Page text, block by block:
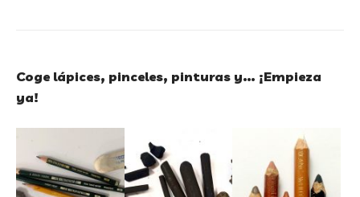
Coge lápices, pinceles, pinturas y… ¡Empieza
ya!